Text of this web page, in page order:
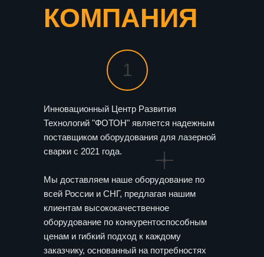
1
КОМПАНИЯ
Инновационный Центр Развития
Технологий "ФОТОН" является надежным
поставщиком оборудования для лазерной
сварки с 2021 года.
Мы доставляем наше оборудование по
всей России и СНГ, предлагая нашим
клиентам высококачественное
оборудование по конкурентоспособным
ценам и гибкий подход к каждому
заказчику, основанный на потребностях